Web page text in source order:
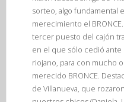
sorteo, algo fundamental
merecimiento el
tercer puesto del cajón
en el que sólo cedió
riojano, para con mucho
merecido BRONCE.
de Villanueva, que